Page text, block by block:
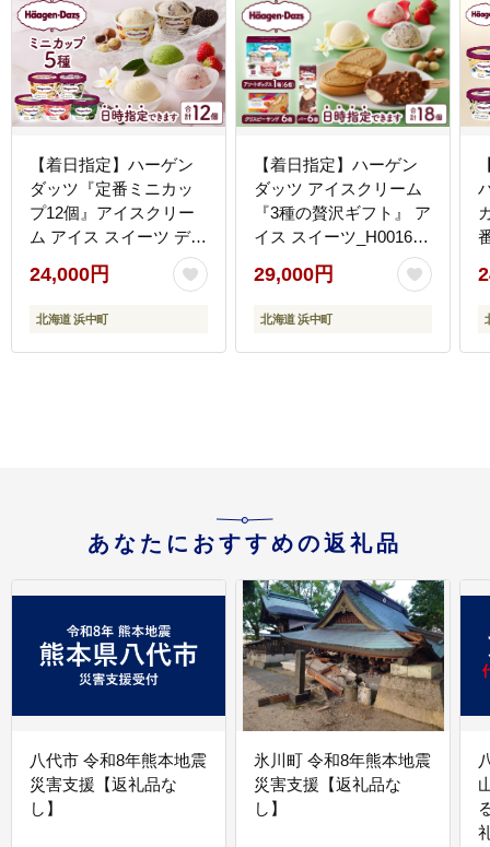
【着日指定】ハーゲン
ダッツ『定番ミニカッ
プ12個』アイスクリー
ム アイス スイーツ デザ
ート バニラ 食べ比べ 詰
め合わせ ギフト 北海道
浜中町 ふるさと納税 人
24,000円
北海道 浜中町
【着日指定】ハーゲン
ダッツ アイスクリーム
『3種の贅沢ギフト』 ア
イス スイーツ_H0016-
29,000円
北海道 浜中町
あなたにおすすめの返礼品
八代市 令和8年熊本地震
災害支援【返礼品な
し】
氷川町 令和8年熊本地震
災害支援【返礼品な
し】